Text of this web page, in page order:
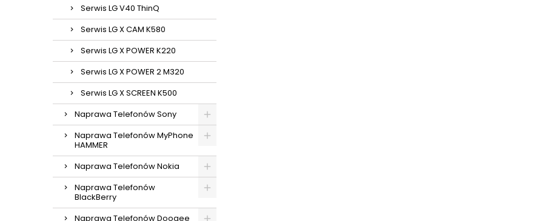
Serwis LG V40 ThinQ
Serwis LG X CAM K580
Serwis LG X POWER K220
Serwis LG X POWER 2 M320
Serwis LG X SCREEN K500
Naprawa Telefonów Sony
Naprawa Telefonów MyPhone
HAMMER
Naprawa Telefonów Nokia
Naprawa Telefonów
BlackBerry
Naprawa Telefonów Doogee